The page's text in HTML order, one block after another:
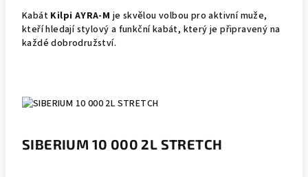
Kabát Kilpi AYRA-M je skvělou volbou pro aktivní muže,
kteří hledají stylový a funkční kabát, který je připravený na
každé dobrodružství.
SIBERIUM 10 000 2L STRETCH